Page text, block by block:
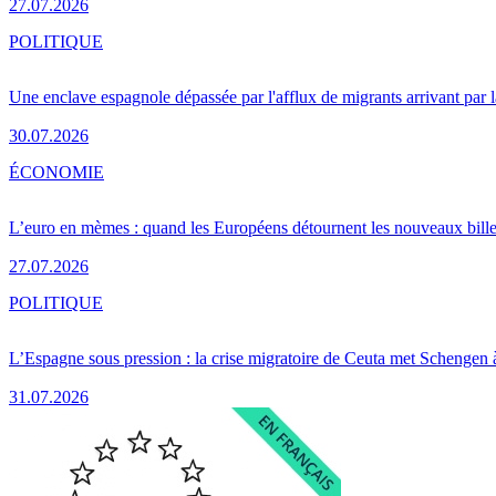
27.07.2026
Une enclave espagnole dépassée par l'afflux de migrants arrivant par
30.07.2026
POLITIQUE
L’euro en mèmes : quand les Européens détournent les nouveaux
27.07.2026
ÉCONOMIE
L’Espagne sous pression : la crise migratoire de Ceuta met Schengen
31.07.2026
POLITIQUE